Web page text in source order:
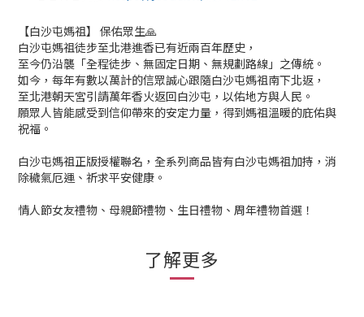
【白沙屯媽祖】 保佑眾生🙏
白沙屯媽祖徒步至北港進香已有近兩百年歷史，
至今仍沿襲「全程徒步、無固定日期、無規劃路線」之傳統。
如今，每年有數以萬計的信眾誠心跟隨白沙屯媽祖南下北返，
至北港朝天宮引請萬年香火返回白沙屯，以佑地方與人民。
願眾人皆能感受到信仰帶來的安定力量，得到媽祖溫暖的庇佑與
祝福。
白沙屯媽祖正版授權聯名，全系列商品皆有白沙屯媽祖加持，消
除穢氣厄運、祈求平安健康。
情人節女友禮物、母親節禮物、生日禮物、周年禮物首選！
了解更多